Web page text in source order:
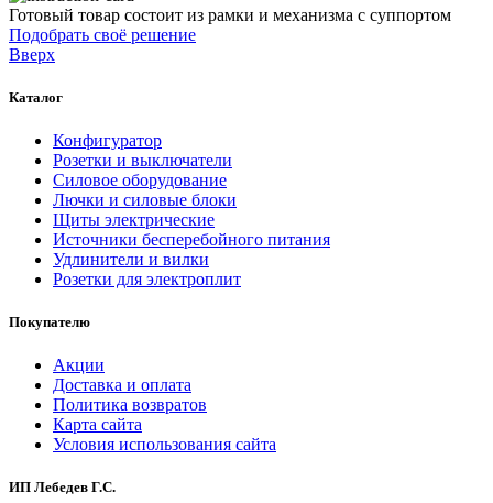
Готовый товар состоит из рамки и механизма с суппортом
Подобрать своё решение
Вверх
Каталог
Конфигуратор
Розетки и выключатели
Силовое оборудование
Лючки и силовые блоки
Щиты электрические
Источники бесперебойного питания
Удлинители и вилки
Розетки для электроплит
Покупателю
Акции
Доставка и оплата
Политика возвратов
Карта сайта
Условия использования сайта
ИП Лебедев Г.С.